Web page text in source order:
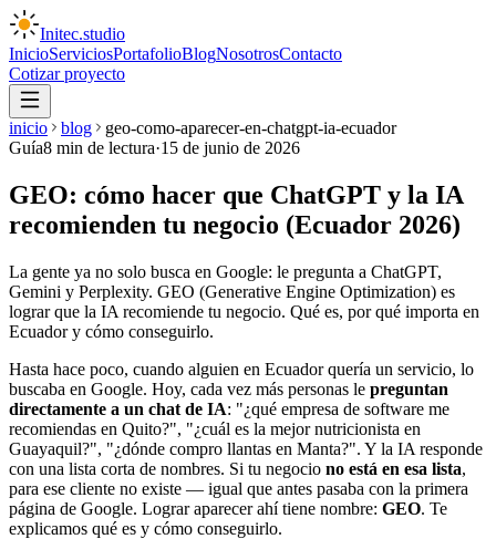
Initec.studio
InicioServiciosPortafolioBlogNosotrosContacto
Cotizar proyecto
inicio blog
geo-como-aparecer-en-chatgpt-ia-ecuador
Guía8 min de lectura·15 de junio de 2026
GEO: cómo hacer que ChatGPT y la IA
recomienden tu negocio (Ecuador 2026)
La gente ya no solo busca en Google: le pregunta a ChatGPT,
Gemini y Perplexity. GEO (Generative Engine Optimization) es
lograr que la IA recomiende tu negocio. Qué es, por qué importa en
Ecuador y cómo conseguirlo.
Hasta hace poco, cuando alguien en Ecuador quería un servicio, lo
buscaba en Google. Hoy, cada vez más personas le preguntan
directamente a un chat de IA: "¿qué empresa de software me
recomiendas en Quito?", "¿cuál es la mejor nutricionista en
Guayaquil?", "¿dónde compro llantas en Manta?". Y la IA responde
con una lista corta de nombres. Si tu negocio no está en esa lista,
para ese cliente no existe — igual que antes pasaba con la primera
página de Google. Lograr aparecer ahí tiene nombre: GEO. Te
explicamos qué es y cómo conseguirlo.